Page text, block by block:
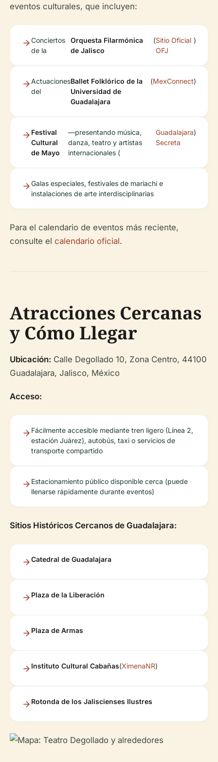
eventos culturales, que incluyen:
Conciertos
de la
Orquesta Filarmónica
de Jalisco
(Sitio Oficial
OFJ
)
Actuaciones
del
Ballet Folklórico de la
Universidad de
Guadalajara
(MexConnect)
Festival
Cultural
de Mayo
—presentando música,
danza, teatro y artistas
internacionales (
Guadalajara
Secreta
)
Galas especiales, festivales de mariachi e
instalaciones de arte interdisciplinarias
Para el calendario de eventos más reciente,
consulte el calendario oficial.
Atracciones Cercanas
y Cómo Llegar
Ubicación: Calle Degollado 10, Zona Centro, 44100
Guadalajara, Jalisco, México
Acceso:
Fácilmente accesible mediante tren ligero (Línea 2,
estación Juárez), autobús, taxi o servicios de
transporte compartido
Estacionamiento público disponible cerca (puede
llenarse rápidamente durante eventos)
Sitios Históricos Cercanos de Guadalajara:
Catedral de Guadalajara
Plaza de la Liberación
Plaza de Armas
Instituto Cultural Cabañas(XimenaNR)
Rotonda de los Jaliscienses Ilustres